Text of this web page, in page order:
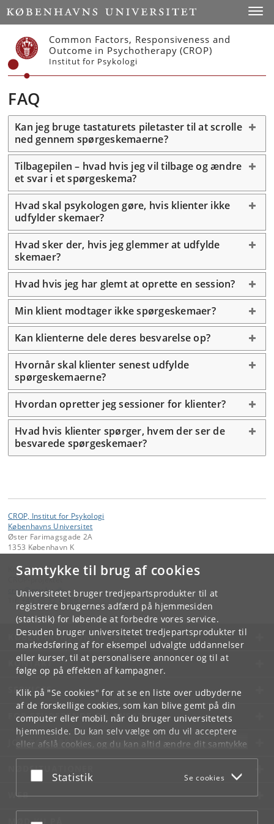
Samtykke til brug af cookies
Universitetet bruger tredjepartsprodukter til at
registrere brugernes adfærd på hjemmesiden
(statistik) for løbende at forbedre vores service.
Desuden bruger universitetet tredjepartsprodukter til
markedsføring af for eksempel udvalgte uddannelser
eller kurser, til at personalisere annoncer og til at
følge op på effekten af kampagner.
Klik på "Se cookies" for at se en liste over udbyderne
af de forskellige cookies, som kan blive gemt på din
computer eller mobil, når du bruger universitetets
hjemmeside. Du kan selv vælge om du vil acceptere
eller afslå cookies, og du kan altid ændre dit samtykke
underCookie- og privatlivspolitiksom du finder i
bunden af hver side.
Acceptér eller afslå
Statistik Se cookies
Start
Common Factors, Responsiveness and
Outcome in Psychotherapy (CROP)
Institut for Psykologi
FAQ
Kan jeg bruge tastaturets piletaster til at scrolle
ned gennem spørgeskemaerne?
Tilbagepilen – hvad hvis jeg vil tilbage og ændre
et svar i et spørgeskema?
Hvad skal psykologen gøre, hvis klienter ikke
udfylder skemaer?
Hvad sker der, hvis jeg glemmer at udfylde
skemaer?
Hvad hvis jeg har glemt at oprette en session?
Min klient modtager ikke spørgeskemaer?
Kan klienterne dele deres besvarelse op?
Hvornår skal klienter senest udfylde
spørgeskemaerne?
Hvordan opretter jeg sessioner for klienter?
Hvad hvis klienter spørger, hvem der ser de
besvarede spørgeskemaer?
CROP, Institut for Psykologi
Københavns Universitet
Øster Farimagsgade 2A
1353 København K
Kontakt:
CROP-projektet
crop@psy.ku.dk
KØBENHAVNS UNIVERSITET
KONTAKT
SERVICES
FOR STUDERENDE OG ANSATTE
JOB OG KARRIERE
NØDSITUATIONER
WEB
MØD KU PÅ